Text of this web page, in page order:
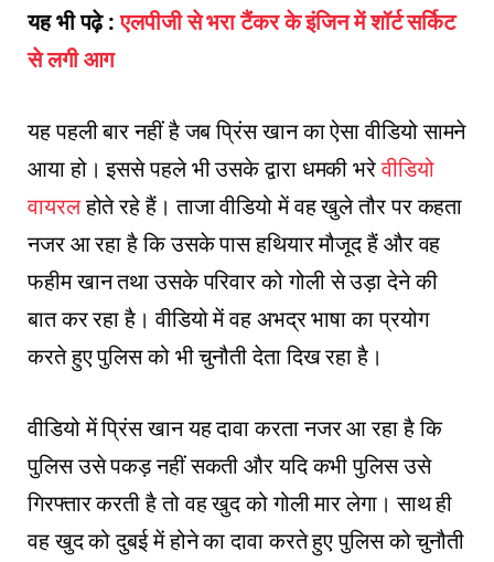
यह भी पढ़े :एलपीजी से भरा टैंकर के इंजिन में शॉर्ट सर्किट
से लगी आग
यह पहली बार नहीं है जब प्रिंस खान का ऐसा वीडियो सामने
आया हो। इससे पहले भी उसके द्वारा धमकी भरेवीडियो
वायरलहोते रहे हैं। ताजा वीडियो में वह खुले तौर पर कहता
नजर आ रहा है कि उसके पास हथियार मौजूद हैं और वह
फहीम खान तथा उसके परिवार को गोली से उड़ा देने की
बात कर रहा है। वीडियो में वह अभद्र भाषा का प्रयोग
करते हुए पुलिस को भी चुनौती देता दिख रहा है।
वीडियो में प्रिंस खान यह दावा करता नजर आ रहा है कि
पुलिस उसे पकड़ नहीं सकती और यदि कभी पुलिस उसे
गिरफ्तार करती है तो वह खुद को गोली मार लेगा। साथ ही
वह खुद को दुबई में होने का दावा करते हुए पुलिस को चुनौती